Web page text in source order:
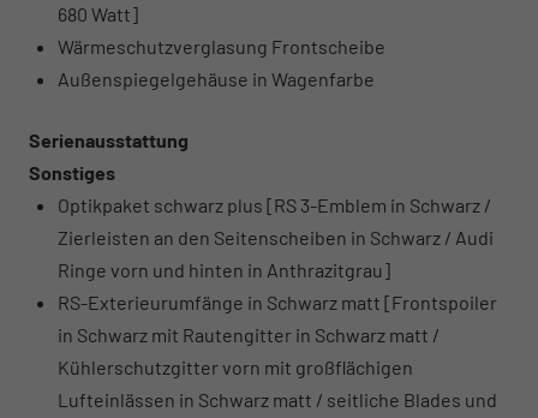
680 Watt]
Wärmeschutzverglasung Frontscheibe
Außenspiegelgehäuse in Wagenfarbe
Serienausstattung
Sonstiges
Optikpaket schwarz plus [RS 3-Emblem in Schwarz /
Zierleisten an den Seitenscheiben in Schwarz / Audi
Ringe vorn und hinten in Anthrazitgrau]
RS-Exterieurumfänge in Schwarz matt [Frontspoiler
in Schwarz mit Rautengitter in Schwarz matt /
Kühlerschutzgitter vorn mit großflächigen
Lufteinlässen in Schwarz matt / seitliche Blades und